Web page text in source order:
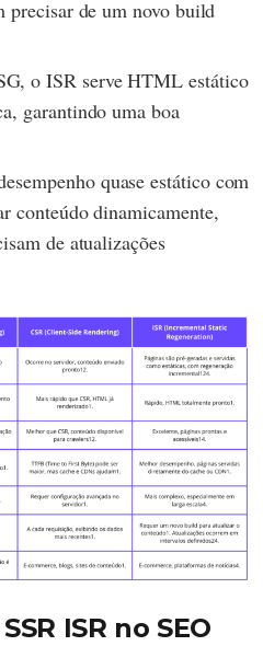
precisar de um novo build
o ISR serve HTML estático
garantindo uma boa
quase estático com
conteúdo dinamicamente,
de atualizações
ISR no SEO